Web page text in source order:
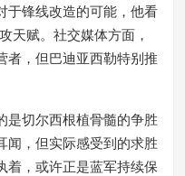
于锋线改造的可能，他看
天赋。社交媒体方面，
者，但巴迪亚西勒特别推
切尔西根植骨髓的争胜
闻，但实际感受到的求胜
着，或许正是蓝军持续保